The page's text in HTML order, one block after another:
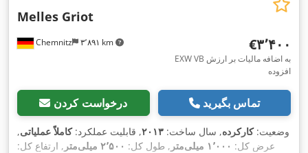
Chemnitz ۳٬۸۹۱ km
Melles Griot
‎€۳٬۴۰۰
EXW VB به اضافه مالیات بر ارزش
افزوده
درخواست کردن تماس بگیرید
وضعیت:کارکرده, سال ساخت: ۲۰۱۳, قابلیت عملکرد:کاملاً عملیاتی,
عرض کل: ۱٬۰۰۰ میلی‌متر , طول کل: ۲٬۵۰۰ میلی‌متر
, ارتفاع کل: